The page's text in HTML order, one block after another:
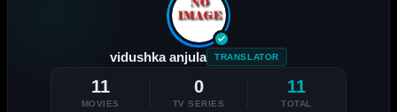
vidushka anjula TRANSLATOR
11
MOVIES
0
TV SERIES
11
TOTAL